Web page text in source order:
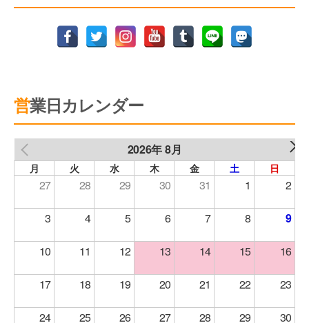
営業日カレンダー
2026年 8月
月 火 水 木 金 土 日
27 28 29 30 31 1 2
3 4 5 6 7 8 9
10 11 12 13 14 15 16
17 18 19 20 21 22 23
24 25 26 27 28 29 30